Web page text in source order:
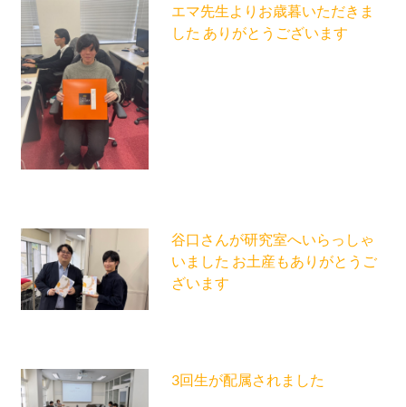
エマ先生よりお歳暮いただきま
した ありがとうございます
谷口さんが研究室へいらっしゃ
いました お土産もありがとうご
ざいます
3回生が配属されました